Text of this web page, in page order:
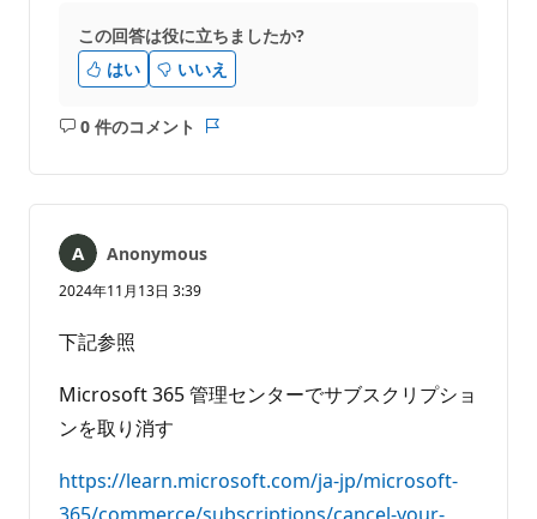
この回答は役に立ちましたか?
はい
いいえ
0 件のコメント
コ
ト
あ
り
せ
ト
Anonymous
2024年11月13日 3:39
下記参照
Microsoft 365 管理センターでサブスクリプショ
ンを取り消す
https://learn.microsoft.com/ja-jp/microsoft-